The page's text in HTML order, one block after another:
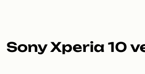
Sony Xperia 10